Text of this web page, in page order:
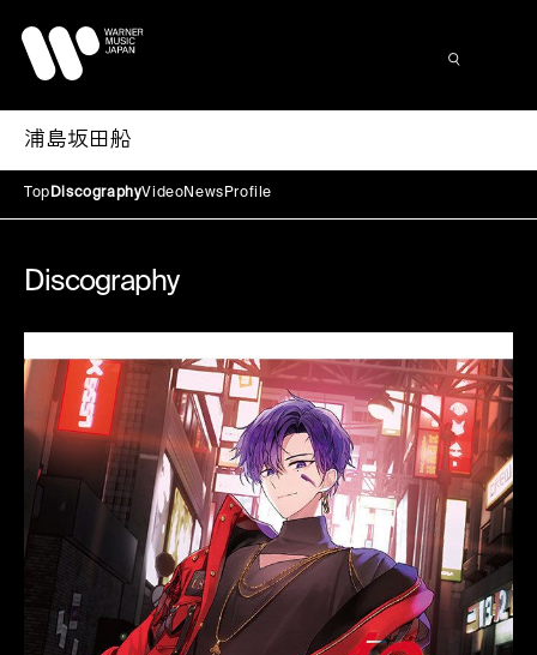
浦島坂田船
Top DiscographyVideoNews Profile
Discography